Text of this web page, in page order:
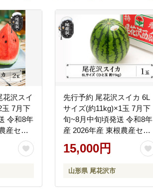
花沢スイ
玉 7月下
令和8年
産セン
※沖縄・
先行予約 尾花沢スイカ 6L
サイズ(約11kg)×1玉 7月下
旬~8月中旬頃発送 令和8年
産 2026年産 東根農産セン
ター すいか 西瓜 ※沖縄・
離島への配送不可 ns-
15,000円
山形県 尾花沢市